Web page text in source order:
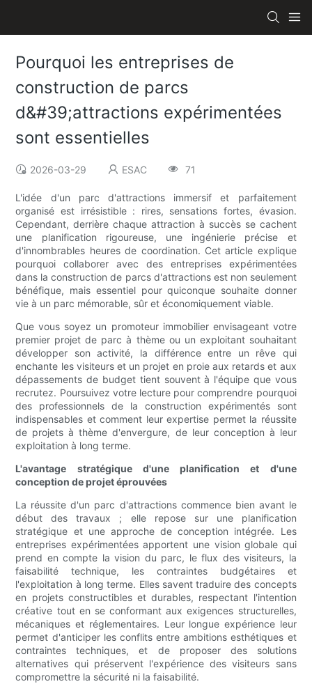
Pourquoi les entreprises de
construction de parcs
d&#39;attractions expérimentées
sont essentielles
2026-03-29 ESAC 71
L'idée d'un parc d'attractions immersif et parfaitement
organisé est irrésistible : rires, sensations fortes, évasion.
Cependant, derrière chaque attraction à succès se cachent
une planification rigoureuse, une ingénierie précise et
d'innombrables heures de coordination. Cet article explique
pourquoi collaborer avec des entreprises expérimentées
dans la construction de parcs d'attractions est non seulement
bénéfique, mais essentiel pour quiconque souhaite donner
vie à un parc mémorable, sûr et économiquement viable.
Que vous soyez un promoteur immobilier envisageant votre
premier projet de parc à thème ou un exploitant souhaitant
développer son activité, la différence entre un rêve qui
enchante les visiteurs et un projet en proie aux retards et aux
dépassements de budget tient souvent à l'équipe que vous
recrutez. Poursuivez votre lecture pour comprendre pourquoi
des professionnels de la construction expérimentés sont
indispensables et comment leur expertise permet la réussite
de projets à thème d'envergure, de leur conception à leur
exploitation à long terme.
L'avantage stratégique d'une planification et d'une
conception de projet éprouvées
La réussite d'un parc d'attractions commence bien avant le
début des travaux ; elle repose sur une planification
stratégique et une approche de conception intégrée. Les
entreprises expérimentées apportent une vision globale qui
prend en compte la vision du parc, le flux des visiteurs, la
faisabilité technique, les contraintes budgétaires et
l'exploitation à long terme. Elles savent traduire des concepts
en projets constructibles et durables, respectant l'intention
créative tout en se conformant aux exigences structurelles,
mécaniques et réglementaires. Leur longue expérience leur
permet d'anticiper les conflits entre ambitions esthétiques et
contraintes techniques, et de proposer des solutions
alternatives qui préservent l'expérience des visiteurs sans
compromettre la sécurité ni la faisabilité.